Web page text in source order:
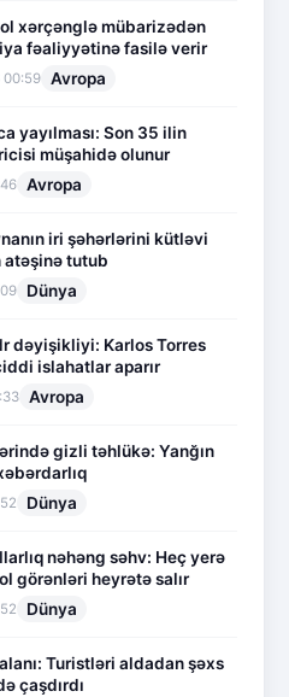
xərçənglə mübarizədən
fəaliyyətinə fasilə verir
00:59 Avropa
yayılması: Son 35 ilin
müşahidə olunur
Avropa
iri şəhərlərini kütləvi
atəşinə tutub
Dünya
dəyişikliyi: Karlos Torres
islahatlar aparır
Avropa
gizli təhlükə: Yanğın
Dünya
nəhəng səhv: Heç yerə
görənləri heyrətə salır
Dünya
Turistləri aldadan şəxs
çaşdırdı